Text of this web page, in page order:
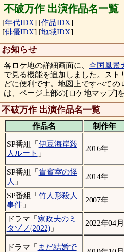
不破万作 出演作品名一覧
[年代IDX] [作品IDX]
[俳優IDX] [地域IDX]
お知らせ
各ロケ地の詳細画面に、 全国風景
で見る機能を追加しました。スト
どに便利です。地図上ですべての
は、ページ上部の[ロケ地マップ]
不破万作 出演作品名一覧
作品名 制作年
SP番組「 伊豆海岸殺
人ルート 」
2016年
SP番組「 貴賓室の怪
人 」
2014年
SP番組「 竹人形殺人
事件」
2007年
ドラマ「 家政夫のミ
タゾノ(2022)」
2022年04月
ドラマ「 まだ結婚で